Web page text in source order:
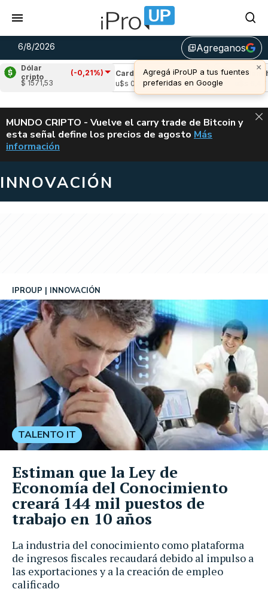
6/8/2026 library_addAgreganos
×
Agregá iProUP a tus fuentes
preferidas en Google
Dólar
cripto
(-0,21%)
$ 1571,53
(-1,10%)
Cardano
(9,15%)
u$s 0,21
Avalanche
u$s 6,47
ALERTA
MUNDO CRIPTO - Vuelve el carry trade de Bitcoin y
esta señal define los precios de agosto VUELVE EL
Más
información
INNOVACIÓN
La industria del conocimiento como plataforma
de ingresos fiscales recaudará debido al impulso a
las exportaciones y a la creación de empleo
calificado
IPROUP INNOVACIÓN
TALENTO IT
Estiman que la Ley de
Economía del Conocimiento
creará 144 mil puestos de
trabajo en 10 años